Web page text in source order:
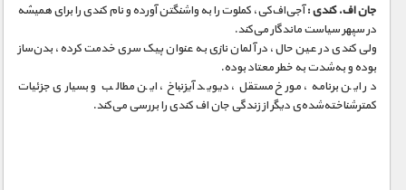
جان اف. کندی :آجی‌اف‌کی، کملوت را به واشنگتن آورده و نام کندی را برای همیشه
در سپهر سیاست ماندگار می‌کند.
ولی کندی در عین حال، در آلمان نازی به عنوان پیک سری خدمت کرده، بدن‌ساز
بوده و به‌شدت به خطر معتاد بوده.
در این برنامه، مورخ مستقل، دیوید آیزنباخ، این مطالب و بسیاری جزئیات
کمتر‌شناخته‌شده‌ی دیگر از زندگی جان اف کندی را بررسی می‌کند.